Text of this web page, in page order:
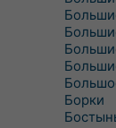
Борки